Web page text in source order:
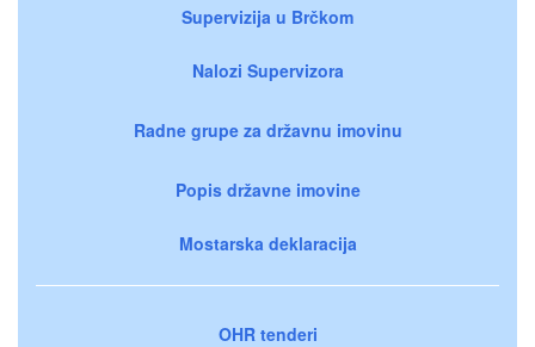
Supervizija u Brčkom
Nalozi Supervizora
Radne grupe za državnu imovinu
Popis državne imovine
Mostarska deklaracija
OHR tenderi